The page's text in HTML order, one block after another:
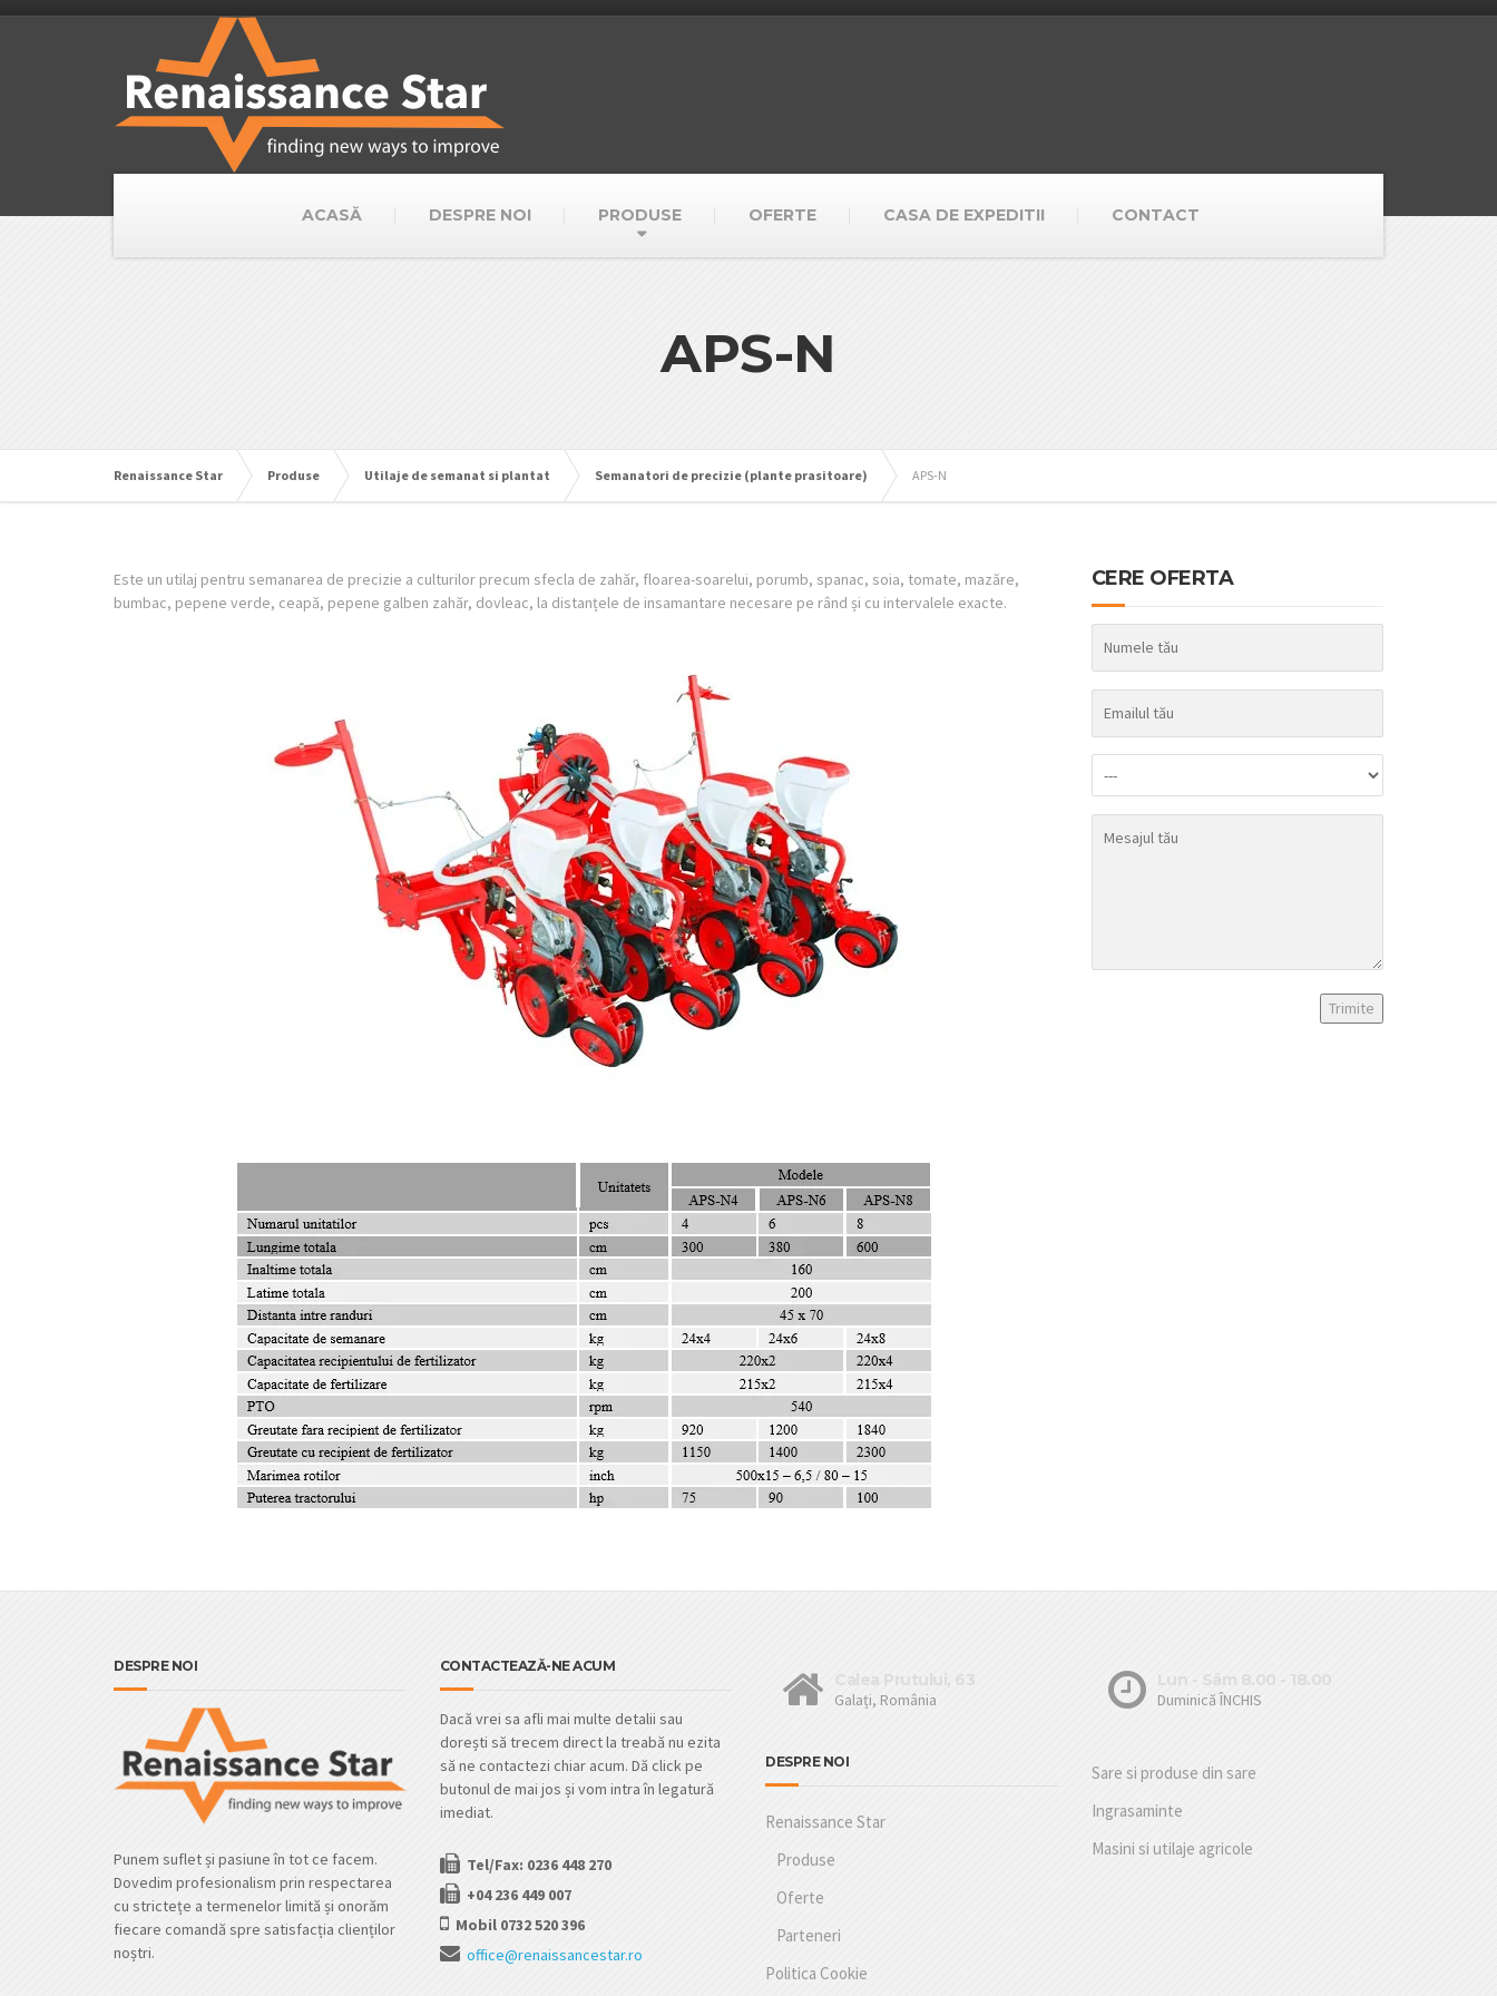
ACASĂ DESPRE NOI PRODUSE OFERTE CASA DE EXPEDITII CONTACT
APS-N
Renaissance Star Produse Utilaje de semanat si plantat Semanatori de precizie (plante prasitoare) APS-N
Este un utilaj pentru semanarea de precizie a culturilor precum sfecla de zahăr, floarea-soarelui, porumb, spanac, soia, tomate, mazăre,
bumbac, pepene verde, ceapă, pepene galben zahăr, dovleac, la distanțele de insamantare necesare pe rând și cu intervalele exacte.
CERE OFERTA
DESPRE NOI
Punem suflet și pasiune în tot ce facem.
Dovedim profesionalism prin respectarea
cu strictețe a termenelor limită și onorăm
fiecare comandă spre satisfacția clienților
noștri.
CONTACTEAZĂ-NE ACUM
Dacă vrei sa afli mai multe detalii sau
dorești să trecem direct la treabă nu ezita
să ne contactezi chiar acum. Dă click pe
butonul de mai jos și vom intra în legatură
imediat.
Tel/Fax: 0236 448 270
+04 236 449 007
Mobil 0732 520 396
office@renaissancestar.ro
Galați, România
Duminică ÎNCHIS
DESPRE NOI
Renaissance Star
Produse
Oferte
Parteneri
Politica Cookie
Sare si produse din sare
Ingrasaminte
Masini si utilaje agricole